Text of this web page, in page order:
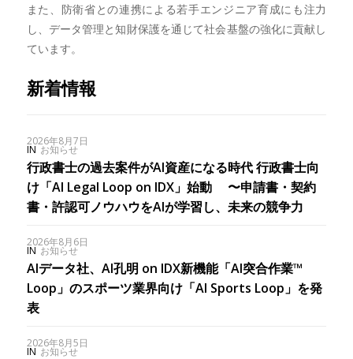
また、防衛省との連携による若手エンジニア育成にも注力
し、データ管理と知財保護を通じて社会基盤の強化に貢献し
ています。
新着情報
2026年8月7日
IN お知らせ
行政書士の過去案件がAI資産になる時代 行政書士向
け「AI Legal Loop on IDX」始動 〜申請書・契約
書・許認可ノウハウをAIが学習し、未来の競争力
2026年8月6日
IN お知らせ
AIデータ社、AI孔明 on IDX新機能「AI突合作業™︎
Loop」のスポーツ業界向け「AI Sports Loop」を発
表
2026年8月5日
IN お知らせ